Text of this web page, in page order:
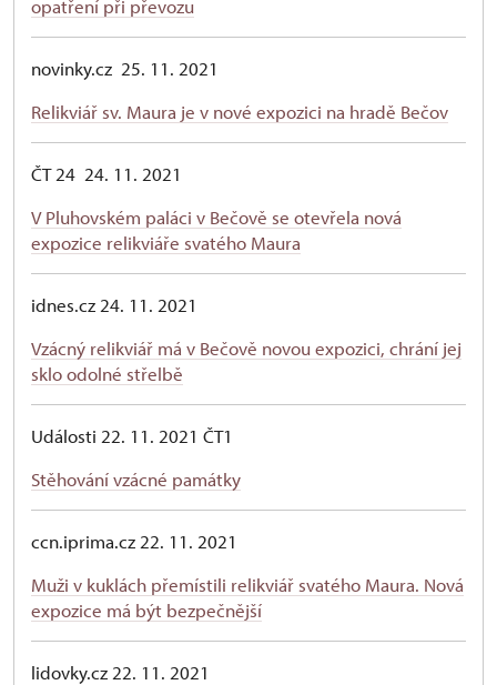
opatření při převozu
novinky.cz 25. 11. 2021
Relikviář sv. Maura je v nové expozici na hradě Bečov
ČT 24 24. 11. 2021
V Pluhovském paláci v Bečově se otevřela nová
expozice relikviáře svatého Maura
idnes.cz 24. 11. 2021
Vzácný relikviář má v Bečově novou expozici, chrání jej
sklo odolné střelbě
Události 22. 11. 2021 ČT1
Stěhování vzácné památky
ccn.iprima.cz 22. 11. 2021
Muži v kuklách přemístili relikviář svatého Maura. Nová
expozice má být bezpečnější
lidovky.cz 22. 11. 2021